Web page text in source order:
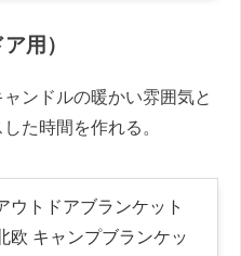
用）
ンドルの暖かい雰囲気と
た時間を作れる。
ウトドアブランケット
欧 キャンプブランケッ